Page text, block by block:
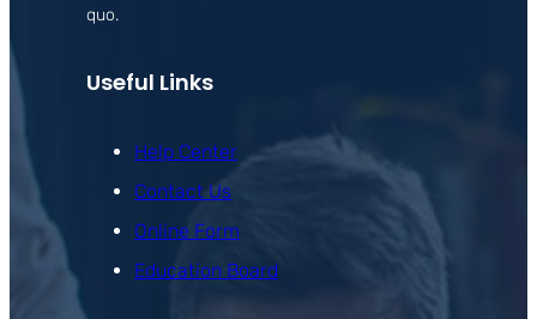
quo.
Useful Links
Help Center
Contact Us
Online Form
Education Board